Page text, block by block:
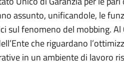
assunto, unificandole, le
sul fenomeno del mobbing.
che riguardano
in un ambiente di lavoro